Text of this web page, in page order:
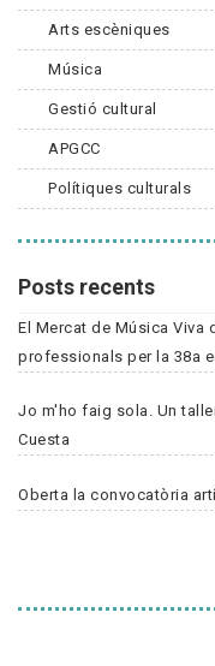
Arts escèniques
Música
Gestió cultural
APGCC
Polítiques culturals
Posts recents
El Mercat de Música
professionals per la 38a
Jo m'ho faig sola. Un
Cuesta
Oberta la convocatòria